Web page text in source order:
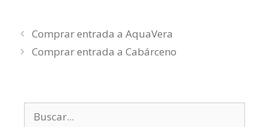
Comprar entrada a AquaVera
Comprar entrada a Cabárceno